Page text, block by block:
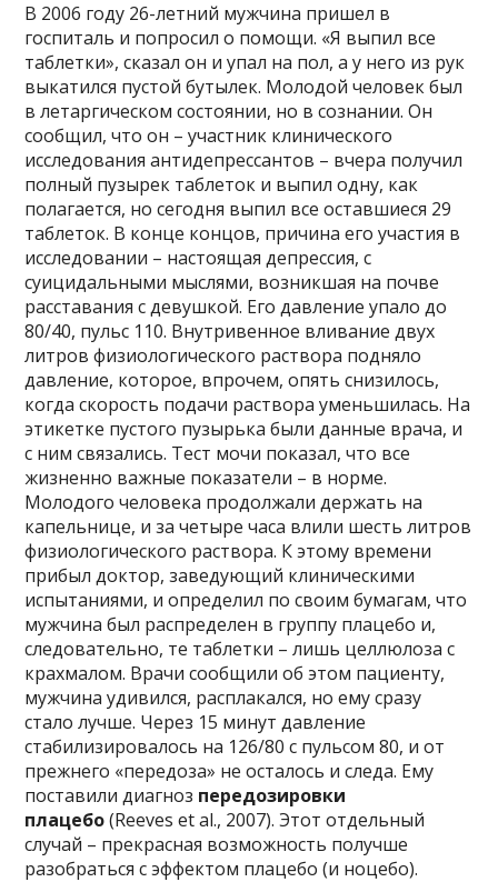
В 2006 году 26-летний мужчина пришел в
госпиталь и попросил о помощи. «Я выпил все
таблетки», сказал он и упал на пол, а у него из рук
выкатился пустой бутылек. Молодой человек был
в летаргическом состоянии, но в сознании. Он
сообщил, что он – участник клинического
исследования антидепрессантов – вчера получил
полный пузырек таблеток и выпил одну, как
полагается, но сегодня выпил все оставшиеся 29
таблеток. В конце концов, причина его участия в
исследовании – настоящая депрессия, с
суицидальными мыслями, возникшая на почве
расставания с девушкой. Его давление упало до
80/40, пульс 110. Внутривенное вливание двух
литров физиологического раствора подняло
давление, которое, впрочем, опять снизилось,
когда скорость подачи раствора уменьшилась. На
этикетке пустого пузырька были данные врача, и
с ним связались. Тест мочи показал, что все
жизненно важные показатели – в норме.
Молодого человека продолжали держать на
капельнице, и за четыре часа влили шесть литров
физиологического раствора. К этому времени
прибыл доктор, заведующий клиническими
испытаниями, и определил по своим бумагам, что
мужчина был распределен в группу плацебо и,
следовательно, те таблетки – лишь целлюлоза с
крахмалом. Врачи сообщили об этом пациенту,
мужчина удивился, расплакался, но ему сразу
стало лучше. Через 15 минут давление
стабилизировалось на 126/80 с пульсом 80, и от
прежнего «передоза» не осталось и следа. Ему
поставили диагноз передозировки
плацебо(Reeves et al., 2007). Этот отдельный
случай – прекрасная возможность получше
разобраться с эффектом плацебо (и ноцебо).